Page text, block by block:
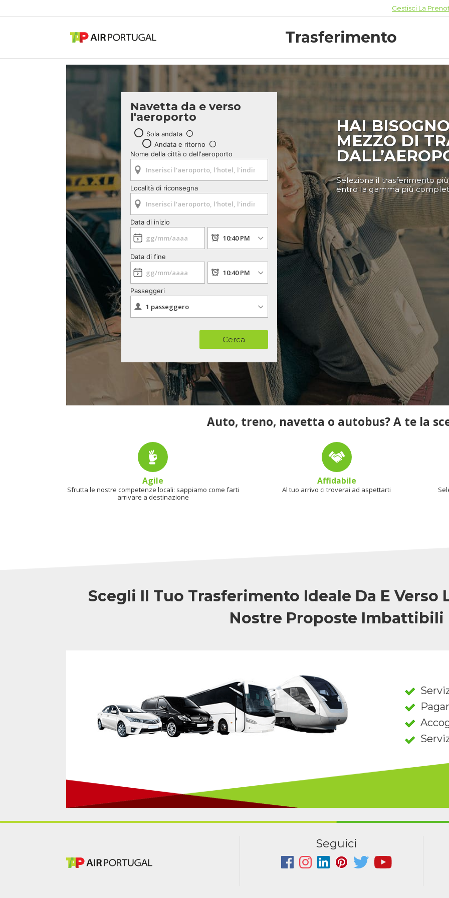
Gestisci La
Trasferimento
Navetta da e verso
l'aeroporto
Sola andata
Andata e ritorno
Nome della città o dell'aeroporto
Località di riconsegna
Data di inizio
Data di fine
Passeggeri
Cerca
HAI
MEZZO DI
Seleziona il trasferimento
entro la gamma più
Auto, treno, navetta o autobus? A te la
Agile
Sfrutta le nostre competenze locali: sappiamo come farti
arrivare a destinazione
Affidabile
Al tuo arrivo ci troverai ad aspettarti
Scegli Il Tuo Trasferimento Ideale Da E Verso
Nostre Proposte Imbattibili
Seguici